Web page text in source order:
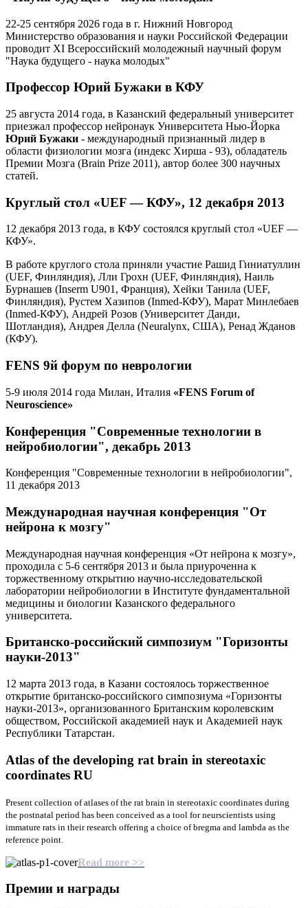
22-25 сентября 2026 года в г. Нижний Новгород
Министерство образования и науки Российской Федерации
проводит XI Всероссийский молодежный научный форум
"Наука будущего - наука молодых"
Профессор Юрий Бужаки в КФУ
25 августа 2014 года, в Казанский федеральный университет
приезжал профессор нейронаук Университета Нью-Йорка
Юрий Бужаки - международный признанный лидер в
области физиологии мозга (индекс Хирша ‑ 93), обладатель
Премии Мозга (Brain Prize 2011), автор более 300 научных
статей.
Круглый стол «UEF — КФУ», 12 декабря 2013
12 декабря 2013 года, в КФУ состоялся круглый стол «UEF —
КФУ».
В работе круглого стола приняли участие Рашид Гиниатуллин
(UEF, Финляндия), Лли Грохн (UEF, Финляндия), Наиль
Бурнашев (Inserm U901, Франция), Хейки Танила (UEF,
Финляндия), Рустем Хазипов (Inmed-КФУ), Марат Минлебаев
(Inmed-КФУ), Андрей Розов (Университет Данди,
Шотландия), Андрея Делла (Neuralynx, США), Ренад Жданов
(КФУ).
FENS 9й форум по неврологии
5-9 июля 2014 года Милан, Италия «FENS Forum of
Neuroscience»
Конференция "Современные технологии в
нейробиологии", декабрь 2013
Конференция "Современные технологии в нейробиологии",
11 декабря 2013
Международная научная конференция "От
нейрона к мозгу"
Международная научная конференция «От нейрона к мозгу»,
проходила с 5-6 сентября 2013 и была приуроченна к
торжественному открытию научно-исследовательской
лаборатории нейробиологии в Институте фундаментальной
медицины и биологии Казанского федерального
университета.
Британско-российский симпозиум "Горизонты
науки-2013"
12 марта 2013 года, в Казани состоялось торжественное
открытие британско-российского симпозиума «Горизонты
науки-2013», организованного Британским королевским
обществом, Российской академией наук и Академией наук
Республики Татарстан.
Atlas of the developing rat brain in stereotaxic
coordinates RU
Present collection of atlases of the rat brain in stereotaxic coordinates during
the postnatal period has been conceived as a tool for neurscientists using
immature rats in their research offering a choice of bregma and lambda as the
reference point.
Read more >>
Премии и награды